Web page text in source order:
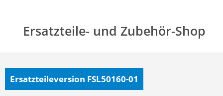
Ersatzteile- und Zubehör-Shop
Ersatzteileversion FSL50160-01